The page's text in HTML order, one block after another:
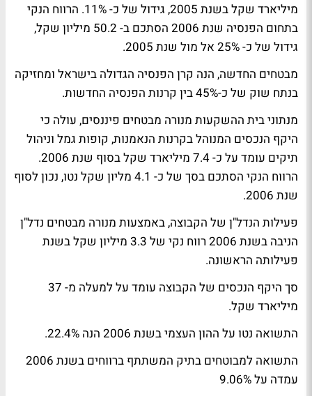
מיליארד שקל בשנת 2005, גידול של כ- 11%. הרווח הנקי
בתחום הפנסיה שנת 2006 הסתכם ב- 50.2 מיליון שקל,
גידול של כ- 25% אל מול שנת 2005.
מבטחים החדשה, הנה קרן הפנסיה הגדולה בישראל ומחזיקה
בנתח שוק של כ-45% בין קרנות הפנסיה החדשות.
מנתוני בית ההשקעות מנורה מבטחים פיננסים, עולה כי
היקף הנכסים המנוהל בקרנות הנאמנות, קופות גמל וניהול
תיקים עומד על כ- 7.4 מיליארד שקל בסוף שנת 2006.
הרווח הנקי הסתכם בסך של כ- 4.1 מליון שקל נטו, נכון לסוף
שנת 2006.
פעילות הנדל"ן של הקבוצה, באמצעות מנורה מבטחים נדל"ן
הניבה בשנת 2006 רווח נקי של 3.3 מיליון שקל בשנת
פעילותה הראשונה.
סך היקף הנכסים של הקבוצה עומד על למעלה מ- 37
מיליארד שקל.
התשואה נטו על ההון העצמי בשנת 2006 הנה 22.4%.
התשואה למבוטחים בתיק המשתתף ברווחים בשנת 2006
עמדה על 9.06%